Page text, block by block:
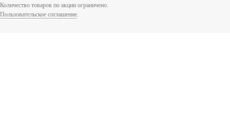
Количество товаров по акции ограничено.
Пользовательское соглашение.